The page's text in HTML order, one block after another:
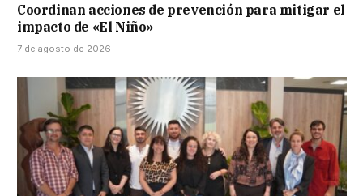
Coordinan acciones de prevención para mitigar el
impacto de «El Niño»
7 de agosto de 2026